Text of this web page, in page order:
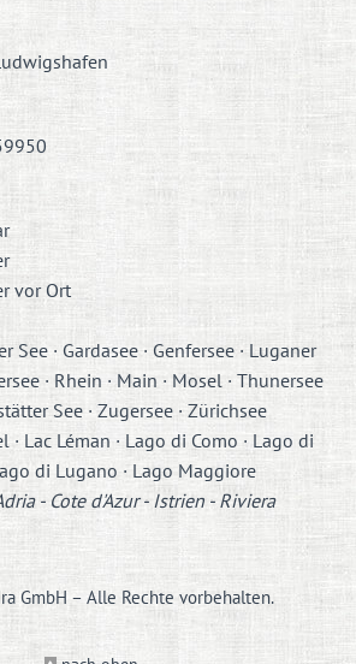
vor Ort
See · Gardasee · Genfersee · Luganer
· Rhein · Main · Mosel · Thunersee
See · Zugersee · Zürichsee
· Lac Léman · Lago di Como · Lago di
di Lugano · Lago Maggiore
- Cote d'Azur - Istrien - Riviera
GmbH – Alle Rechte vorbehalten.